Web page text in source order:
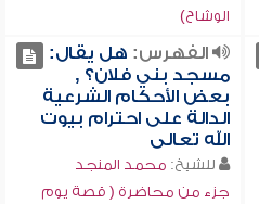
الوشاح)
الفهرس: هل يقال:
مسجد بني فلان؟ ,
بعض الأحكام الشرعية
الدالة على احترام بيوت
الله تعالى
للشيخ: محمد المنجد
جزء من محاضرة ( قصة يوم